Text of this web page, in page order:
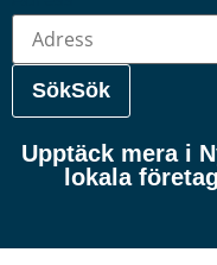
SökSök
Upptäck mera i
lokala